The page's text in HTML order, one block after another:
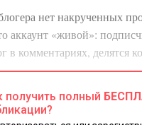
нет накрученных
аккаунт «живой»:
в комментариях, делятся
одинаковое количество
к просмотрам
получить полный